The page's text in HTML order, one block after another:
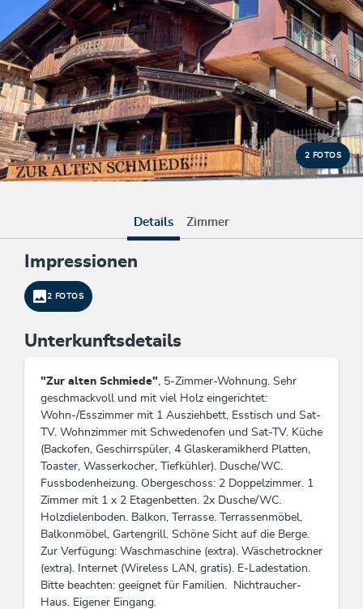
2 FOTOS
Details Zimmer
Impressionen
2 FOTOS
Unterkunftsdetails
"Zur alten Schmiede", 5-Zimmer-Wohnung. Sehr
geschmackvoll und mit viel Holz eingerichtet:
Wohn-/Esszimmer mit 1 Ausziehbett, Esstisch und Sat-
TV. Wohnzimmer mit Schwedenofen und Sat-TV. Küche
(Backofen, Geschirrspüler, 4 Glaskeramikherd Platten,
Toaster, Wasserkocher, Tiefkühler). Dusche/WC.
Fussbodenheizung. Obergeschoss: 2 Doppelzimmer. 1
Zimmer mit 1 x 2 Etagenbetten. 2x Dusche/WC.
Holzdielenboden. Balkon, Terrasse. Terrassenmöbel,
Balkonmöbel, Gartengrill. Schöne Sicht auf die Berge.
Zur Verfügung: Waschmaschine (extra). Wäschetrockner
(extra). Internet (Wireless LAN, gratis). E-Ladestation.
Bitte beachten: geeignet für Familien. Nichtraucher-
Haus. Eigener Eingang.